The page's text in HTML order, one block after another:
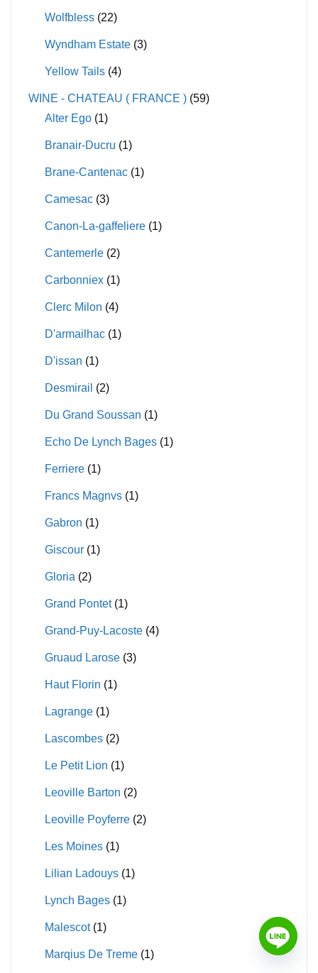
Wolfbless (22)
Wyndham Estate (3)
Yellow Tails (4)
WINE - CHATEAU ( FRANCE ) (59)
Alter Ego (1)
Branair-Ducru (1)
Brane-Cantenac (1)
Camesac (3)
Canon-La-gaffeliere (1)
Cantemerle (2)
Carbonniex (1)
Clerc Milon (4)
D'armailhac (1)
D'issan (1)
Desmirail (2)
Du Grand Soussan (1)
Echo De Lynch Bages (1)
Ferriere (1)
Francs Magnvs (1)
Gabron (1)
Giscour (1)
Gloria (2)
Grand Pontet (1)
Grand-Puy-Lacoste (4)
Gruaud Larose (3)
Haut Florin (1)
Lagrange (1)
Lascombes (2)
Le Petit Lion (1)
Leoville Barton (2)
Leoville Poyferre (2)
Les Moines (1)
Lilian Ladouys (1)
Lynch Bages (1)
Malescot (1)
Marqius De Treme (1)